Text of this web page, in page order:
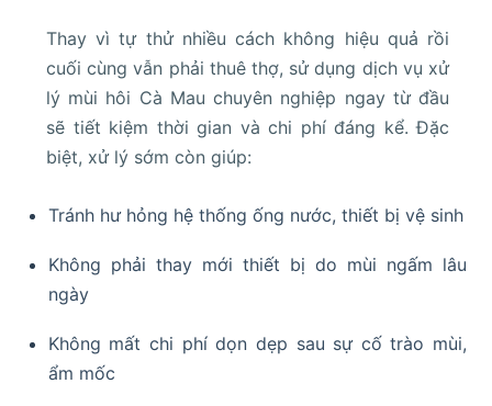
Thay vì tự thử nhiều cách không hiệu quả rồi
cuối cùng vẫn phải thuê thợ, sử dụng dịch vụ xử
lý mùi hôi Cà Mau chuyên nghiệp ngay từ đầu
sẽ tiết kiệm thời gian và chi phí đáng kể. Đặc
biệt, xử lý sớm còn giúp:
Tránh hư hỏng hệ thống ống nước, thiết bị vệ sinh
Không phải thay mới thiết bị do mùi ngấm lâu
ngày
Không mất chi phí dọn dẹp sau sự cố trào mùi,
ẩm mốc